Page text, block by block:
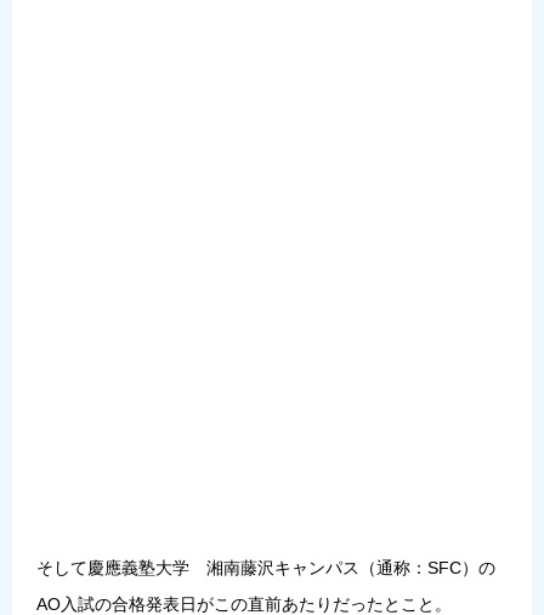
そして慶應義塾大学 湘南藤沢キャンパス（通称：SFC）の
AO入試の合格発表日がこの直前あたりだったとこと。